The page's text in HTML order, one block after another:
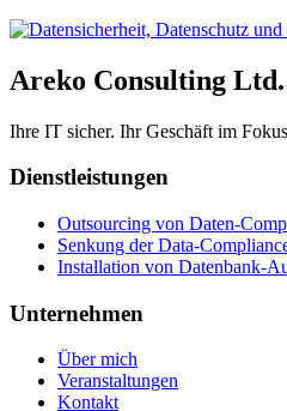
Areko Consulting Ltd.
Ihre IT sicher. Ihr Geschäft im
Dienstleistungen
Outsourcing von Daten-
Senkung der Data-
Installation von Datenbank-
Unternehmen
Über mich
Veranstaltungen
Kontakt